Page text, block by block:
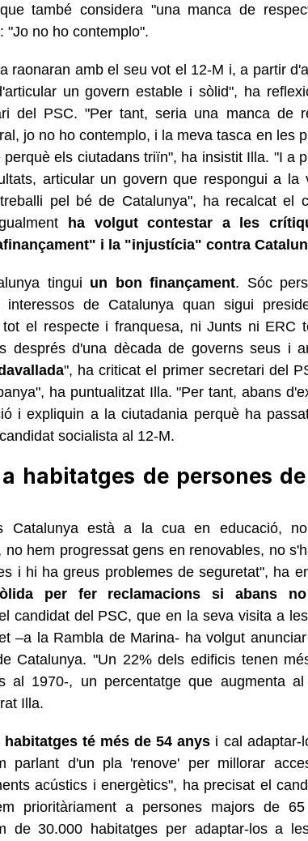
també considera "una manca de
"Jo no ho contemplo".
raonaran amb el seu vot el 12-M i, a partir
un govern estable i sòlid", ha
del PSC. "Per tant, seria una manca de
jo no ho contemplo, i la meva tasca en les
els ciutadans triïn", ha insistit Illa. "I a
articular un govern que respongui a la
pel bé de Catalunya", ha recalcat el
ha volgut contestar a les
i la "injustícia" contra
tingui un bon finançament. Sóc
interessos de Catalunya quan sigui
el respecte i franquesa, ni Junts ni ERC
després d'una dècada de governs seus i
", ha criticat el primer secretari del
ha puntualitzat Illa. "Per tant, abans
i expliquin a la ciutadania perquè ha
socialista al 12-M.
habitatges de persones
Catalunya està a la cua en educació,
hem progressat gens en renovables, no
i hi ha greus problemes de seguretat", ha
per fer reclamacions si abans no
candidat del PSC, que en la seva visita a
–a la Rambla de Marina- ha volgut
Catalunya. "Un 22% dels edificis tenen
al 1970-, un percentatge que augmenta
Illa.
té més de 54 anys i cal adaptar-
parlant d'un pla 'renove' per millorar
acústics i energètics", ha precisat el
prioritàriament a persones majors de
de 30.000 habitatges per adaptar-los a